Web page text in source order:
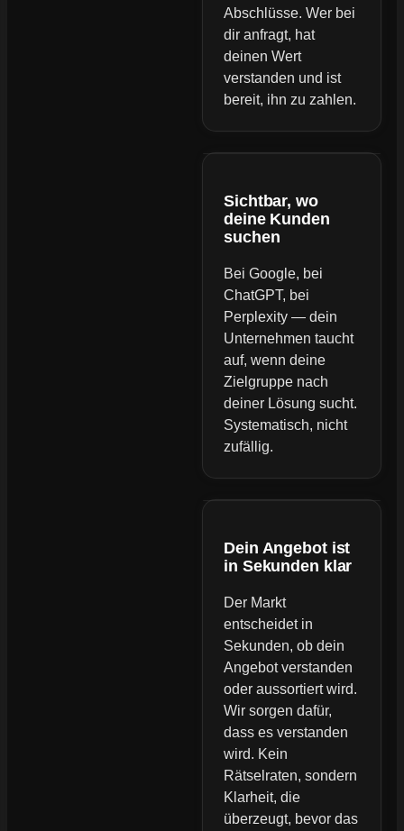
Abschlüsse. Wer bei
dir anfragt, hat
deinen Wert
verstanden und ist
bereit, ihn zu zahlen.
Sichtbar, wo
deine Kunden
suchen
Bei Google, bei
ChatGPT, bei
Perplexity — dein
Unternehmen taucht
auf, wenn deine
Zielgruppe nach
deiner Lösung sucht.
Systematisch, nicht
zufällig.
Dein Angebot ist
in Sekunden klar
Der Markt
entscheidet in
Sekunden, ob dein
Angebot verstanden
oder aussortiert wird.
Wir sorgen dafür,
dass es verstanden
wird. Kein
Rätselraten, sondern
Klarheit, die
überzeugt, bevor das